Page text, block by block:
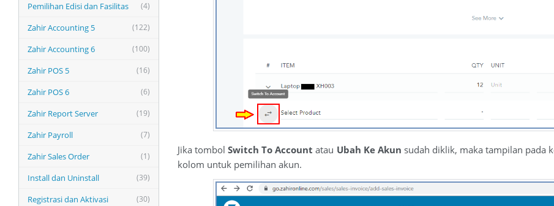
(4)
Pemilihan Edisi dan Fasilitas
(122)
Zahir Accounting 5
(100)
Zahir Accounting 6
(16)
Zahir POS 5
(6)
Zahir POS 6
(19)
Zahir Report Server
(7)
Zahir Payroll
(1)
Zahir Sales Order
(39)
Install dan Uninstall
(30)
Registrasi dan Aktivasi
Jika tombolSwitch To Accountatau Ubah Ke Akun sudah diklik, maka tampilan pada
kolom untuk pemilihan akun.